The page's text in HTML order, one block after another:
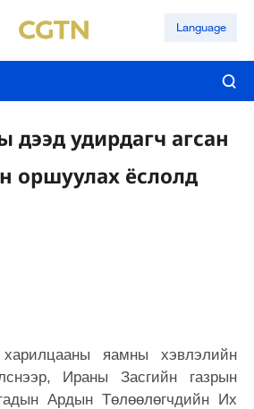
Language
дээд удирдагч агсан
оршуулах ёслолд
яамны хэвлэлийн
Ираны Засгийн газрын
Ардын Төлөөлөгчдийн Их